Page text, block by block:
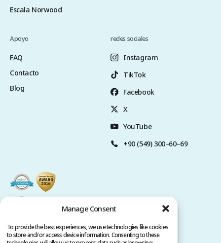
Manage Consent
To provide the best experiences, we use technologies like cookies
to store and/or access device information. Consenting to these
Escala Norwood
Apoyo
FAQ
Contacto
Blog
redes sociales
Instagram
TikTok
Facebook
X
YouTube
+90 (549) 300–60–69